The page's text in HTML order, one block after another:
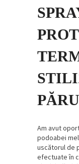
Am avut
podoabei
uscătorul de
efectuate în